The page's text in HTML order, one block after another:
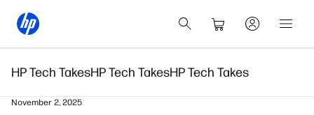
HP Tech TakesHP Tech TakesHP Tech Takes
November 2, 2025